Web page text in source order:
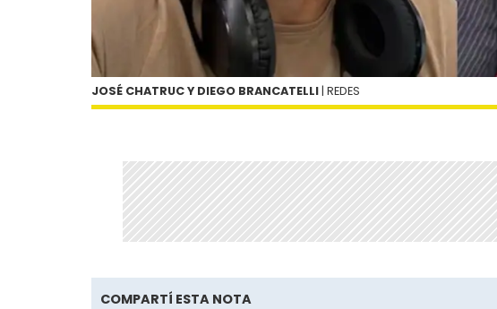
JOSÉ CHATRUC Y DIEGO BRANCATELLI | REDES
COMPARTÍ ESTA NOTA